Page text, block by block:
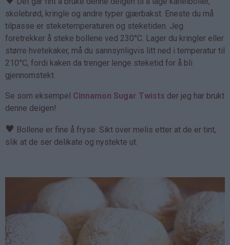
skolebrød, kringle og andre typer gjærbakst. Eneste du må
tilpasse er steketemperaturen og steketiden. Jeg
foretrekker å steke bollene ved 230°C. Lager du kringler eller
større hvetekaker, må du sannsynligvis litt ned i temperatur til
210°C, fordi kaken da trenger lenge steketid for å bli
gjennomstekt.
Se som eksempel Cinnamon Sugar Twists der jeg har brukt
denne deigen!
♥ Bollene er fine å fryse. Sikt over melis etter at de er tint,
slik at de ser delikate og nystekte ut.